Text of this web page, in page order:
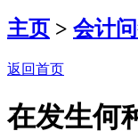
主页 > 会计
返回首页
在发生何